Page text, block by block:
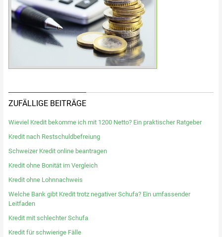
ZUFÄLLIGE BEITRÄGE
Wieviel Kredit bekomme ich mit 1200 Netto? Ein praktischer Ratgeber
Kredit nach Restschuldbefreiung
Schweizer Kredit online beantragen
Kredit ohne Bonität im Vergleich
Kredit ohne Lohnnachweis
Welche Bank gibt Kredit trotz negativer Schufa? Ein umfassender
Leitfaden
Kredit mit schlechter Schufa
Kredit für schwierige Fälle